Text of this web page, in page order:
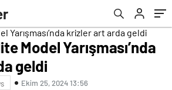
Model Yarışması’nda
geldi
Ekim 25, 2024 13:56